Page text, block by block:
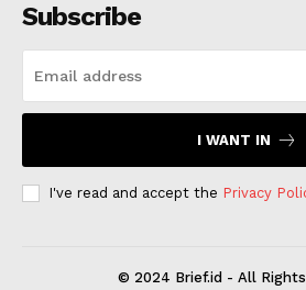
Subscribe
I WANT IN
I've read and accept the Privacy
© 2024 Brief.id - All Rights